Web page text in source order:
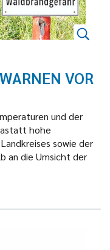
VOR
und der
hohe
sowie der
an die Umsicht der